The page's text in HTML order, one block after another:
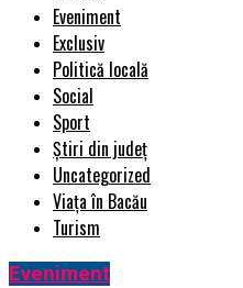
Eveniment
Exclusiv
Politică locală
Social
Sport
Știri din județ
Uncategorized
Viața în Bacău
Turism
Eveniment